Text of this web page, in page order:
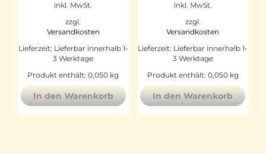
inkl. MwSt.
zzgl.
Versandkosten
Lieferzeit: Lieferbar innerhalb 1-
3 Werktage
Produkt enthält: 0,050 kg
In den Warenkorb
inkl. MwSt.
zzgl.
Versandkosten
Lieferzeit: Lieferbar innerhalb 1-
3 Werktage
Produkt enthält: 0,050 kg
In den Warenkorb